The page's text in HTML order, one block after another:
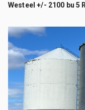
Westeel +/- 2100 bu 5